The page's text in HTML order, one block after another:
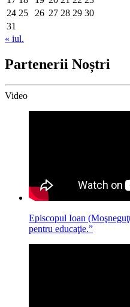
24 25 26 27 28 29 30
31
« iul.
Partenerii Noștri
Video
Episcopul Ioan
pentru educaţie.”